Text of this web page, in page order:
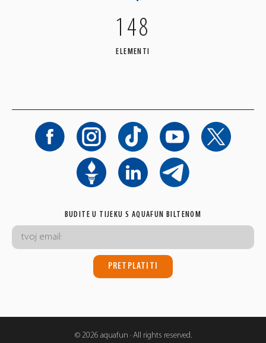
148
ELEMENTI
BUDITE U TIJEKU S AQUAFUN BILTENOM
© 2026 aquafun · All rights reserved.